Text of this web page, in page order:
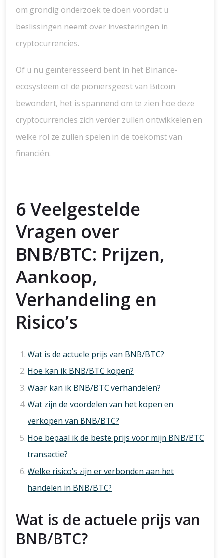
om grondig onderzoek te doen voordat u
beslissingen neemt over investeringen in
cryptocurrencies.
Of u nu geïnteresseerd bent in het Binance-
ecosysteem of de pioniersgeest van Bitcoin
bewondert, het is spannend om te zien hoe deze
cryptocurrencies zich verder zullen ontwikkelen en
welke rol ze zullen spelen in de toekomst van
financiën.
6 Veelgestelde
Vragen over
BNB/BTC: Prijzen,
Aankoop,
Verhandeling en
Risico’s
Wat is de actuele prijs van BNB/BTC?
Hoe kan ik BNB/BTC kopen?
Waar kan ik BNB/BTC verhandelen?
Wat zijn de voordelen van het kopen en
verkopen van BNB/BTC?
Hoe bepaal ik de beste prijs voor mijn BNB/BTC
transactie?
Welke risico’s zijn er verbonden aan het
handelen in BNB/BTC?
Wat is de actuele prijs van
BNB/BTC?